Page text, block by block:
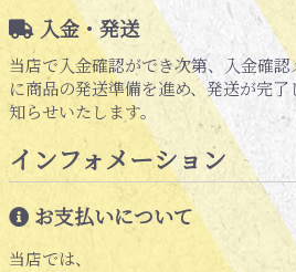
入金・発送
当店で入金確認ができ次第、入金確
に商品の発送準備を進め、発送が完
知らせいたします。
インフォメーション
お支払いについて
当店では、